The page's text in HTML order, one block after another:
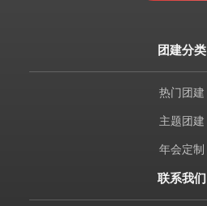
团建分类
热门团建
主题团建
年会定制
联系我们